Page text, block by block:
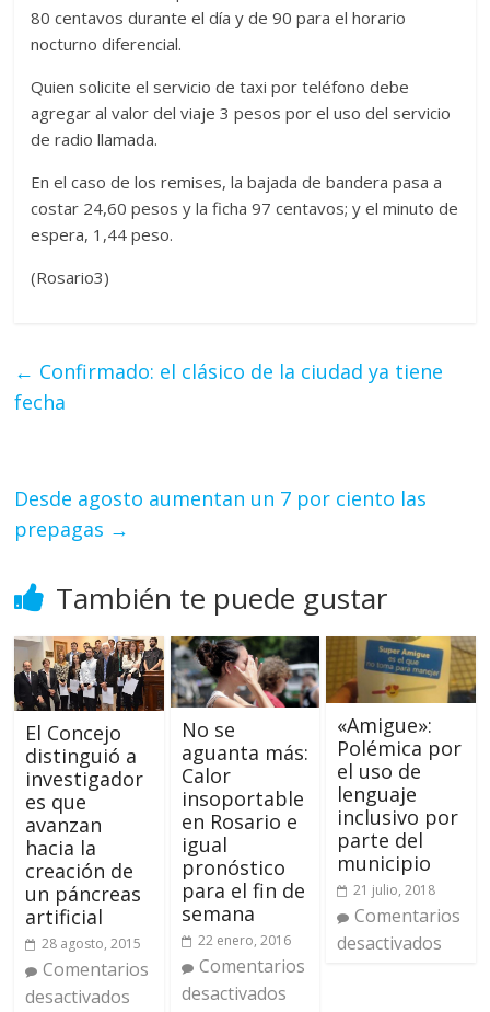
80 centavos durante el día y de 90 para el horario
nocturno diferencial.
Quien solicite el servicio de taxi por teléfono debe
agregar al valor del viaje 3 pesos por el uso del servicio
de radio llamada.
En el caso de los remises, la bajada de bandera pasa a
costar 24,60 pesos y la ficha 97 centavos; y el minuto de
espera, 1,44 peso.
(Rosario3)
← Confirmado: el clásico de la ciudad ya tiene
fecha
Desde agosto aumentan un 7 por ciento las
prepagas →
También te puede gustar
El Concejo
distinguió a
investigador
es que
avanzan
hacia la
creación de
un páncreas
artificial
28 agosto, 2015
Comentarios
desactivados
No se
aguanta más:
Calor
insoportable
en Rosario e
igual
pronóstico
para el fin de
semana
22 enero, 2016
Comentarios
desactivados
«Amigue»:
Polémica por
el uso de
lenguaje
inclusivo por
parte del
municipio
21 julio, 2018
Comentarios
desactivados